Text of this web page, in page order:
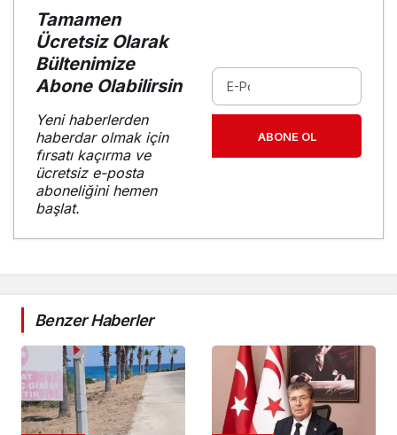
Tamamen
Ücretsiz Olarak
Bültenimize
Abone Olabilirsin
Yeni haberlerden
haberdar olmak için
fırsatı kaçırma ve
ücretsiz e-posta
aboneliğini hemen
başlat.
ABONE OL
Benzer Haberler